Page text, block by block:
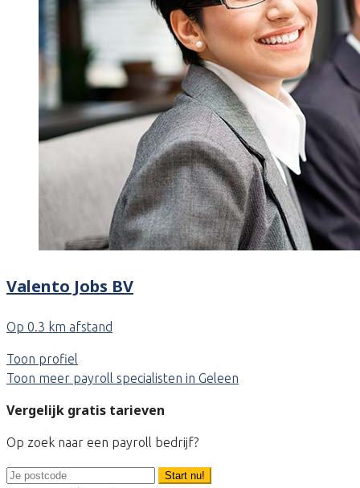
Valento Jobs BV
Op 0.3 km afstand
Toon profiel
Toon meer payroll specialisten in Geleen
Vergelijk gratis tarieven
Op zoek naar een payroll bedrijf?
Start nu!